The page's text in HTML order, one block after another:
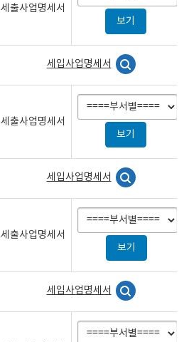
세출사업명세서
세입사업명세서
세출사업명세서
세입사업명세서
세출사업명세서
세입사업명세서